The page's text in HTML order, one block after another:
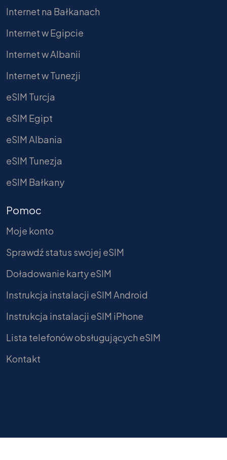
Internet na Bałkanach
Internet w Egipcie
Internet w Albanii
Internet w Tunezji
eSIM Turcja
eSIM Egipt
eSIM Albania
eSIM Tunezja
eSIM Bałkany
Pomoc
Moje konto
Sprawdź status swojej eSIM
Doładowanie karty eSIM
Instrukcja instalacji eSIM Android
Instrukcja instalacji eSIM iPhone
Lista telefonów obsługujących eSIM
Kontakt